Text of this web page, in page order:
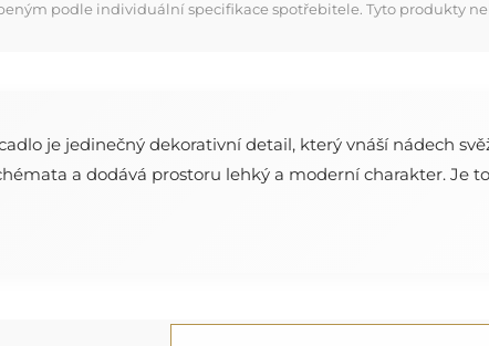
podle individuální specifikace spotřebitele. Tyto produkty
je jedinečný dekorativní detail, který vnáší nádech
a dodává prostoru lehký a moderní charakter. Je